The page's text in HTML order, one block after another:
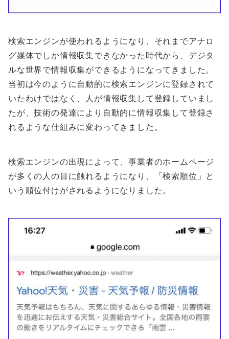
検索エンジンが使われるようになり、それまでアナロ
グ媒体でしか情報収集できなかった時代から、デジタ
ルな世界で情報収集ができるようになってきました。
当初は今のように自動的に検索エンジンに登録されて
いたわけではなく、人が情報収集して登録していまし
たが、技術の発達により自動的に情報収集して登録さ
れるような仕組みに変わってきました。
検索エンジンの出現によって、事業者のホームページ
が多くの人の目に触れるようになり、「検索順位」と
いう順位付けがされるようになりました。